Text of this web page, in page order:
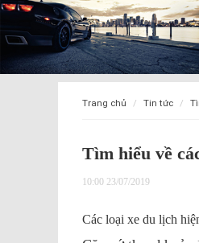
trang chủ tin tức
Tìm hiểu về
10:00 23/07/2019
Các loại xe du lịch